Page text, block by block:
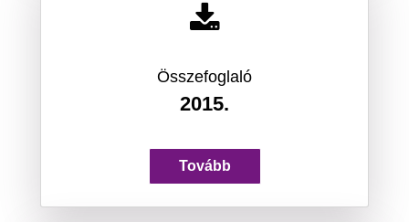
Összefoglaló
2015.
Tovább